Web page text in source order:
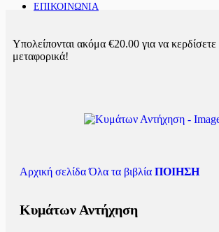
ΕΠΙΚΟΙΝΩΝΙΑ
Υπολείπονται ακόμα €20.00 για να
μεταφορικά!
Αρχική σελίδαΌλα τα βιβλία ΠΟΙΗΣΗ
Κυμάτων Αντήχηση